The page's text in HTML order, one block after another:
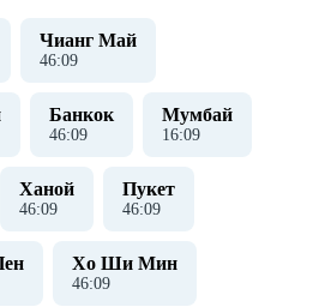
Чианг Май
46:10
Банкок
46:10
Мумбай
16:10
Ханой
46:10
Пукет
46:10
Хо Ши Мин
46:10